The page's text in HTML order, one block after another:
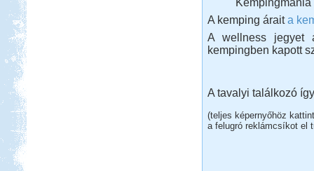
A kemping áraita
A wellness jegyet
kempingben kapott
A tavalyi találkozó
(teljes képernyőhöz
a felugró reklámcsíkot el